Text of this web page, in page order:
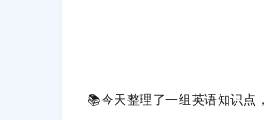
📚今天整理了一组英语知识点